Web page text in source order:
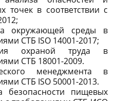
точек в соответствии с
окружающей среды в
СТБ ISO 14001-2017;
охраной труда в
СТБ 18001-2009.
менеджмента в
СТБ ISO 50001-2013.
безопасности пищевых